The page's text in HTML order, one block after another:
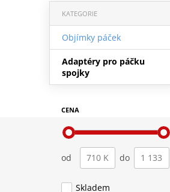
KATEGORIE
Objímky páček
Adaptéry pro páčku
spojky
CENA
od do
Skladem